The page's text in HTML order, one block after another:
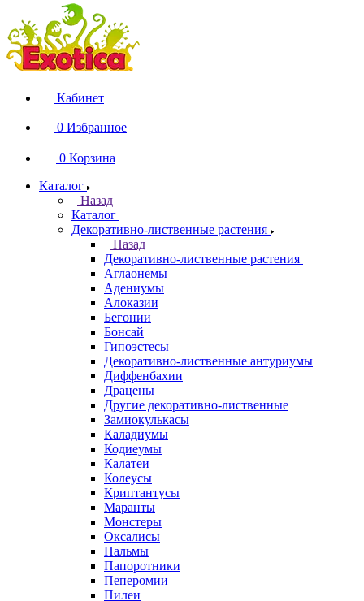
Кабинет
0 Избранное
0 Корзина
Каталог
Назад
Каталог
Декоративно-лиственные растения
Назад
Декоративно-лиственные растения
Аглаонемы
Адениумы
Алоказии
Бегонии
Бонсай
Гипоэстесы
Декоративно-лиственные антуриумы
Диффенбахии
Драцены
Другие декоративно-лиственные
Замиокулькасы
Каладиумы
Кодиеумы
Калатеи
Колеусы
Криптантусы
Маранты
Монстеры
Оксалисы
Пальмы
Папоротники
Пеперомии
Пилеи